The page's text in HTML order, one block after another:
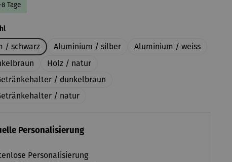
Tage
auswählen
/ schwarz Aluminium / silber
Aluminium / weiss
Holz / natur
/ dunkelbraun
/ natur
Personalisierung
Personalisierung